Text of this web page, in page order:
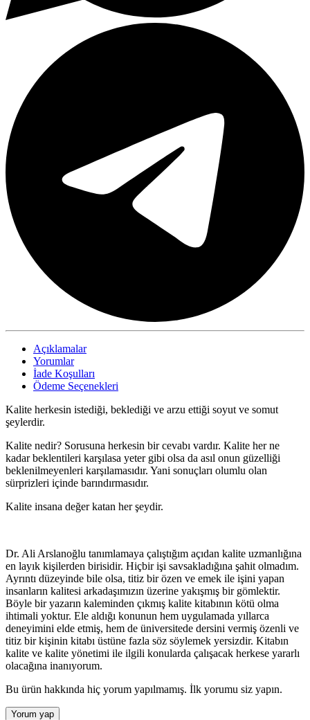
Açıklamalar
Yorumlar
İade Koşulları
Ödeme Seçenekleri
Kalite herkesin istediği, beklediği ve arzu ettiği soyut ve somut
şeylerdir.
Kalite nedir? Sorusuna herkesin bir cevabı vardır. Kalite her ne
kadar beklentileri karşılasa yeter gibi olsa da asıl onun güzelliği
beklenilmeyenleri karşılamasıdır. Yani sonuçları olumlu olan
sürprizleri içinde barındırmasıdır.
Kalite insana değer katan her şeydir.
Dr. Ali Arslanoğlu tanımlamaya çalıştığım açıdan kalite uzmanlığına
en layık kişilerden birisidir. Hiçbir işi savsakladığına şahit olmadım.
Ayrıntı düzeyinde bile olsa, titiz bir özen ve emek ile işini yapan
insanların kalitesi arkadaşımızın üzerine yakışmış bir gömlektir.
Böyle bir yazarın kaleminden çıkmış kalite kitabının kötü olma
ihtimali yoktur. Ele aldığı konunun hem uygulamada yıllarca
deneyimini elde etmiş, hem de üniversitede dersini vermiş özenli ve
titiz bir kişinin kitabı üstüne fazla söz söylemek yersizdir. Kitabın
kalite ve kalite yönetimi ile ilgili konularda çalışacak herkese yararlı
olacağına inanıyorum.
Bu ürün hakkında hiç yorum yapılmamış. İlk yorumu siz yapın.
Yorum yap